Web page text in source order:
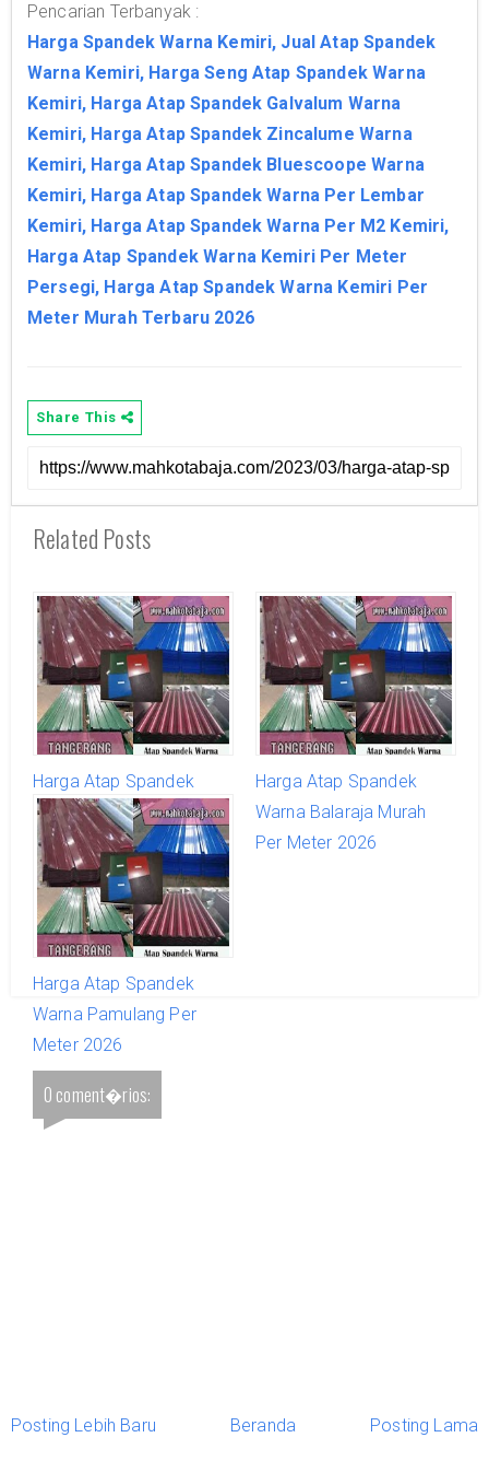
Pencarian Terbanyak :
Harga Spandek Warna Kemiri, Jual Atap Spandek
Warna Kemiri, Harga Seng Atap Spandek Warna
Kemiri, Harga Atap Spandek Galvalum Warna
Kemiri, Harga Atap Spandek Zincalume Warna
Kemiri, Harga Atap Spandek Bluescoope Warna
Kemiri, Harga Atap Spandek Warna Per Lembar
Kemiri, Harga Atap Spandek Warna Per M2 Kemiri,
Harga Atap Spandek Warna Kemiri Per Meter
Persegi, Harga Atap Spandek Warna Kemiri Per
Meter Murah Terbaru 2026
Share This
Related Posts
Harga Atap Spandek
Warna Cikupa Per Meter
2026
Harga Atap Spandek
Warna Balaraja Murah
Per Meter 2026
Harga Atap Spandek
Warna Pamulang Per
Meter 2026
0 coment�rios:
Posting Lebih Baru Beranda Posting Lama